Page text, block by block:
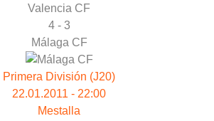
Valencia CF
4 - 3
Málaga CF
Primera División (J20)
22.01.2011 - 22:00
Mestalla